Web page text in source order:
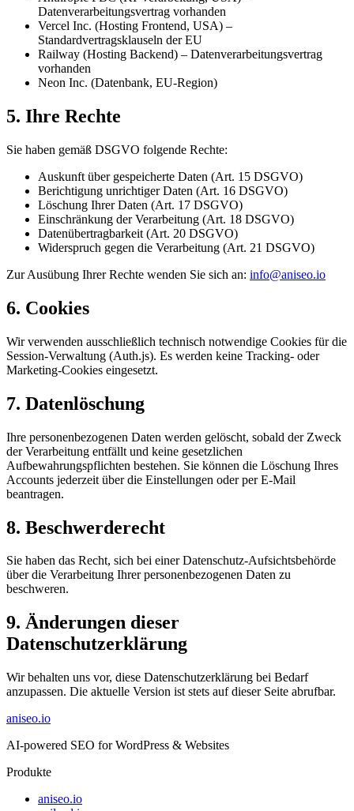
Datenverarbeitungsvertrag vorhanden
Vercel Inc. (Hosting Frontend, USA) –
Standardvertragsklauseln der EU
Railway (Hosting Backend) – Datenverarbeitungsvertrag
vorhanden
Neon Inc. (Datenbank, EU-Region)
5. Ihre Rechte
Sie haben gemäß DSGVO folgende Rechte:
Auskunft über gespeicherte Daten (Art. 15 DSGVO)
Berichtigung unrichtiger Daten (Art. 16 DSGVO)
Löschung Ihrer Daten (Art. 17 DSGVO)
Einschränkung der Verarbeitung (Art. 18 DSGVO)
Datenübertragbarkeit (Art. 20 DSGVO)
Widerspruch gegen die Verarbeitung (Art. 21 DSGVO)
Zur Ausübung Ihrer Rechte wenden Sie sich an: info@aniseo.io
6. Cookies
Wir verwenden ausschließlich technisch notwendige Cookies für die
Session-Verwaltung (Auth.js). Es werden keine Tracking- oder
Marketing-Cookies eingesetzt.
7. Datenlöschung
Ihre personenbezogenen Daten werden gelöscht, sobald der Zweck
der Verarbeitung entfällt und keine gesetzlichen
Aufbewahrungspflichten bestehen. Sie können die Löschung Ihres
Accounts jederzeit über die Einstellungen oder per E-Mail
beantragen.
8. Beschwerderecht
Sie haben das Recht, sich bei einer Datenschutz-Aufsichtsbehörde
über die Verarbeitung Ihrer personenbezogenen Daten zu
beschweren.
9. Änderungen dieser
Datenschutzerklärung
Wir behalten uns vor, diese Datenschutzerklärung bei Bedarf
anzupassen. Die aktuelle Version ist stets auf dieser Seite abrufbar.
aniseo.io
AI-powered SEO for WordPress & Websites
Produkte
aniseo.io